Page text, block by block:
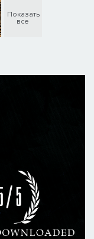
в стиле дум-
начинает
или
далеко
сценария —
и Amnesia.
и Эдвард,
Джоди
и Дэвидом
вдова»),
и внешность.
Показать
все